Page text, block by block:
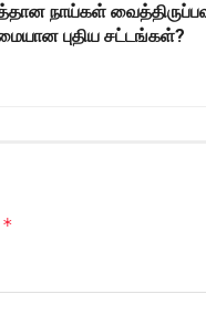
நாய்கள்
புதிய சட்டங்கள்?
*